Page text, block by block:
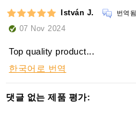
István J. 번역됨
07 Nov 2024
Top quality product...
한국어로 번역
댓글 없는 제품 평가: